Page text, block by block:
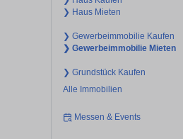
❯ Haus Mieten
❯ Gewerbeimmobilie Kaufen
❯ Gewerbeimmobilie Mieten
❯ Grundstück Kaufen
Alle Immobilien
Messen & Events